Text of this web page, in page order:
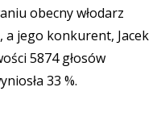
obecny włodarz
a jego konkurent, Jacek
5874 głosów
33 %.